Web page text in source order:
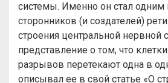
системы. Именно он стал одним
сторонников (и создателей)
строения центральной нервной
представление о том, что
разрывов перетекают одна в
описывал ее в свой статье «О